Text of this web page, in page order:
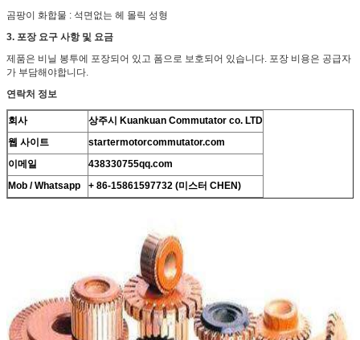
곰팡이 화합물 : 석면없는 헤 몰릭 성형
3. 포장 요구 사항 및 요금
제품은 비닐 봉투에 포장되어 있고 폼으로 보호되어 있습니다. 포장 비용은 공급자
가 부담해야합니다.
연락처 정보
회사 상주시 Kuankuan Commutator co. LTD
웹 사이트
startermotorcommutator.com
이메일
438330755qq.com
Mob / Whatsapp
+ 86-15861597732 (미스터 CHEN)